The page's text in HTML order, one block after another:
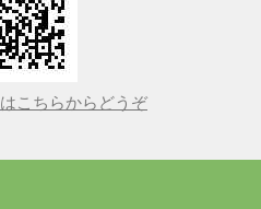
はこちらからどうぞ